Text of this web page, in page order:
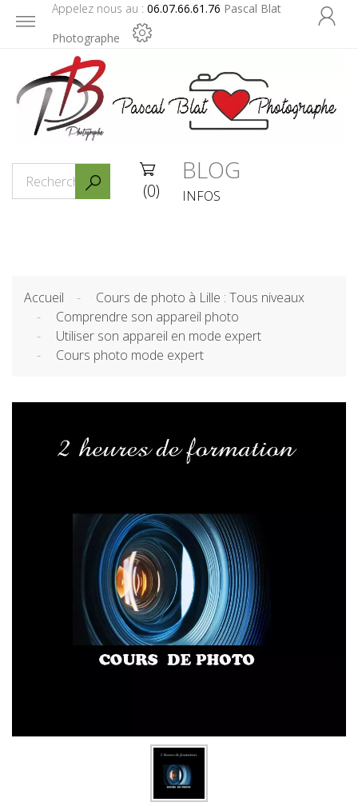
Appelez nous au : 06.07.66.61.76 Pascal Blat
Photographe



(0)
BLOG
INFOS
Accueil
Cours de photo à Lille : Tous niveaux
Comprendre son appareil photo
Utiliser son appareil en mode expert
Cours photo mode expert